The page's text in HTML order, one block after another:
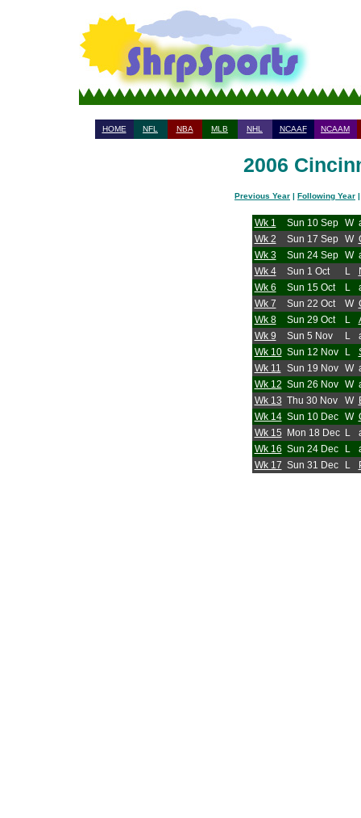
HOME NFL NBA MLB NHL NCAAF NCAAM
2006
Previous Year | Following Year
Wk 1 Sun 10 Sep W
Wk 2
Sun 17 Sep W
Wk 3
Sun 24 Sep W
Wk 4
Sun 1 Oct L
Wk 6
Sun 15 Oct L
Wk 7
Sun 22 Oct W
Wk 8
Sun 29 Oct L
Wk 9
Sun 5 Nov L
Wk 10 Sun 12 Nov L
Wk 11 Sun 19 Nov W
Wk 12 Sun 26 Nov W
Wk 13 Thu 30 Nov W
Wk 14 Sun 10 Dec W
Wk 15
Mon 18 Dec L
Wk 16 Sun 24 Dec L
Wk 17 Sun 31 Dec L